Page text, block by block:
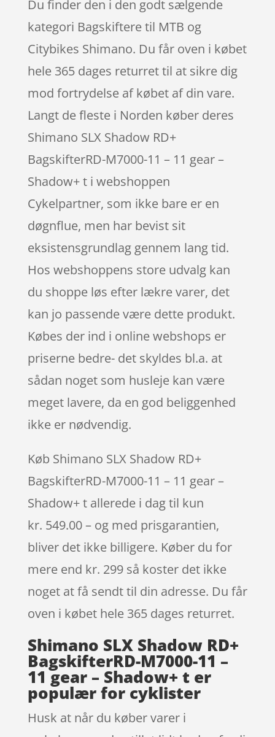
Du finder den i den godt sælgende
kategori Bagskiftere til MTB og
Citybikes Shimano. Du får oven i købet
hele 365 dages returret til at sikre dig
mod fortrydelse af købet af din vare.
Langt de fleste i Norden køber deres
Shimano SLX Shadow RD+
BagskifterRD-M7000-11 – 11 gear –
Shadow+ t i webshoppen
Cykelpartner, som ikke bare er en
døgnflue, men har bevist sit
eksistensgrundlag gennem lang tid.
Hos webshoppens store udvalg kan
du shoppe løs efter lækre varer, det
kan jo passende være dette produkt.
Købes der ind i online webshops er
priserne bedre- det skyldes bl.a. at
sådan noget som husleje kan være
meget lavere, da en god beliggenhed
ikke er nødvendig.
Køb Shimano SLX Shadow RD+
BagskifterRD-M7000-11 – 11 gear –
Shadow+ t allerede i dag til kun
kr. 549.00 – og med prisgarantien,
bliver det ikke billigere. Køber du for
mere end kr. 299 så koster det ikke
noget at få sendt til din adresse. Du får
oven i købet hele 365 dages returret.
Shimano SLX Shadow RD+
BagskifterRD-M7000-11 –
11 gear – Shadow+ t er
populær for cyklister
Husk at når du køber varer i